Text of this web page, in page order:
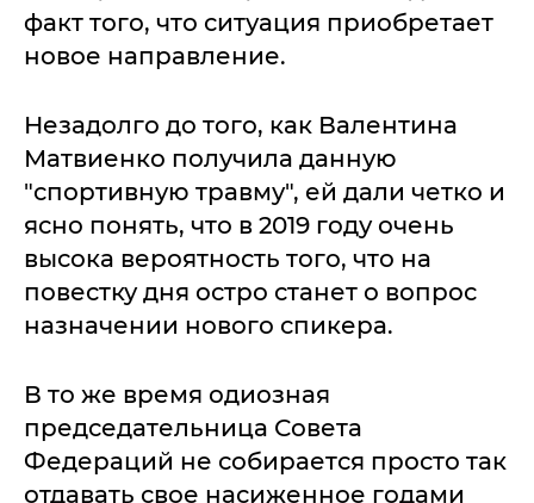
факт того, что ситуация приобретает
новое направление.
Незадолго до того, как Валентина
Матвиенко получила данную
"спортивную травму", ей дали четко и
ясно понять, что в 2019 году очень
высока вероятность того, что на
повестку дня остро станет о вопрос
назначении нового спикера.
В то же время одиозная
председательница Совета
Федераций не собирается просто так
отдавать свое насиженное годами